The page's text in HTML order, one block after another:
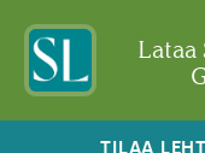
Lataa
TILAA